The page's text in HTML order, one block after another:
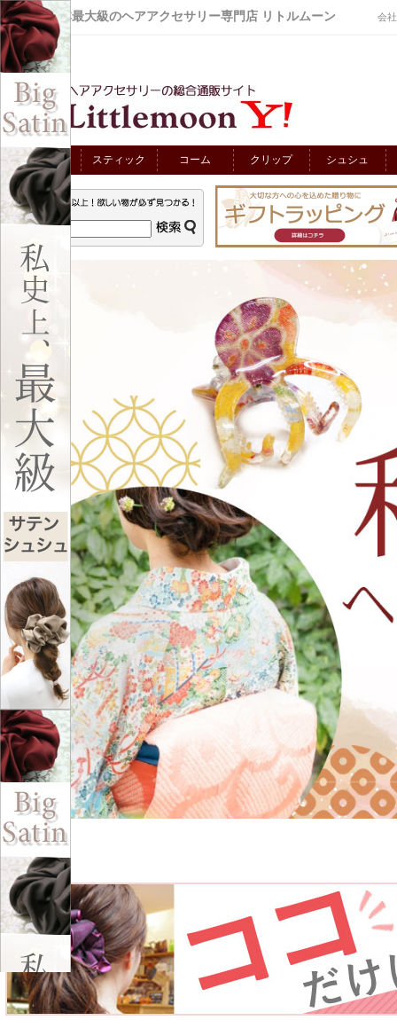
品揃え日本最大級のヘアアクセサリー専門店 リトルムーン 会
TOP スティック コーム クリップ シュシュ